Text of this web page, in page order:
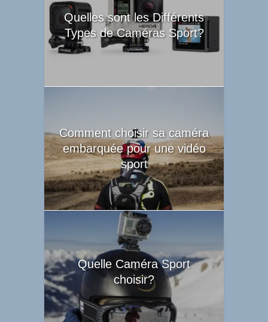
Quelles sont les Différents
Types de Caméras Sport?
Comment choisir sa caméra
embarquée pour une vidéo
sport
Quelle Caméra Sport
choisir?